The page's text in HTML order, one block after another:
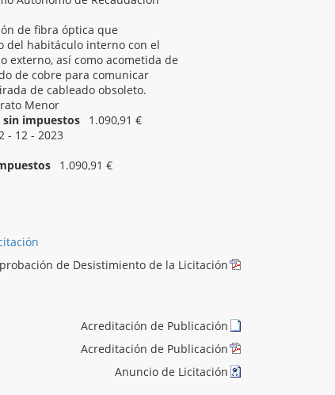
de fibra óptica que
del habitáculo interno con el
externo, así como acometida de
de cobre para comunicar
de cableado obsoleto.
Menor
impuestos
1.090,91 €
- 12 - 2023
1.090,91 €
de Desistimiento de la Licitación
Acreditación de Publicación
Acreditación de Publicación
Anuncio de Licitación